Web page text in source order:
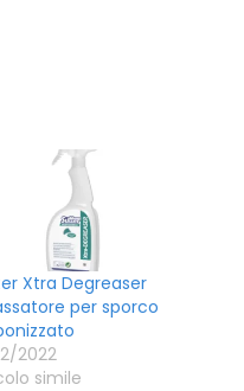
Xtra Degreaser
per sporco
2022
simile